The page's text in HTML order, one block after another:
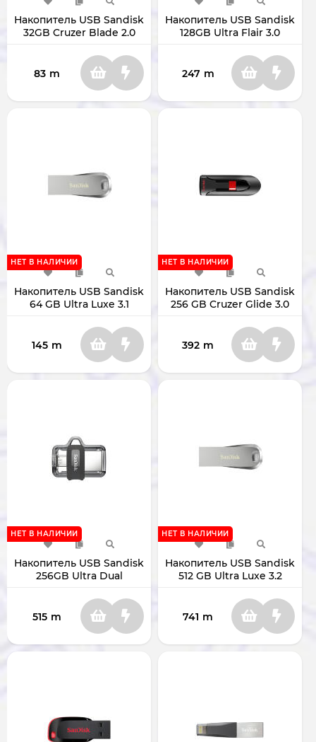
Накопитель USB Sandisk
32GB Cruzer Blade 2.0
83 m
Накопитель USB Sandisk
128GB Ultra Flair 3.0
247 m
Накопитель USB Sandisk
64 GB Ultra Luxe 3.1
НЕТ В НАЛИЧИИ
145 m
Накопитель USB Sandisk
256 GB Cruzer Glide 3.0
НЕТ В НАЛИЧИИ
392 m
Накопитель USB Sandisk
256GB Ultra Dual
0256G-G46
НЕТ В НАЛИЧИИ
515 m
Накопитель USB Sandisk
512 GB Ultra Luxe 3.2
НЕТ В НАЛИЧИИ
741 m